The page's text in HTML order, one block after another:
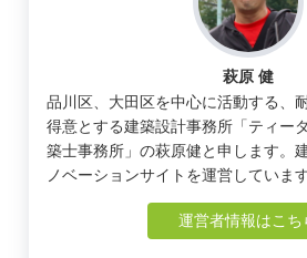
萩原 健
品川区、大田区を中心に活動する、
得意とする建築設計事務所「ティー
築士事務所」の萩原健と申します。
ノベーションサイトを運営しています
運営者情報はこち